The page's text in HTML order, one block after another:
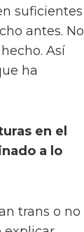
suficientes
antes. No
Así
ha
en el
a lo
trans o no